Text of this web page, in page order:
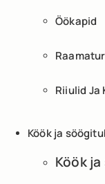
Öökapid
Riiulid Ja
Köök ja
Köök